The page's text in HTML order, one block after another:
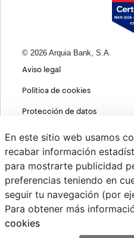
© 2026 Arquia Bank, S.A.
Aviso legal
Política de cookies
Protección de datos
MIFID
Políticas ASG
PSD2
Cambio de divisas
Sistema interno de
En este sitio web usamos
recabar información
para mostrarte publicidad
preferencias teniendo en
seguir tu navegación (por
Para obtener más
cookies